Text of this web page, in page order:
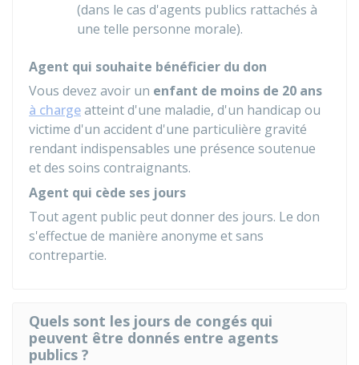
(dans le cas d'agents publics rattachés à
une telle personne morale).
Agent qui souhaite bénéficier du don
Vous devez avoir un enfant de moins de 20 ans
à chargeatteint d'une maladie, d'un handicap ou
victime d'un accident d'une particulière gravité
rendant indispensables une présence soutenue
et des soins contraignants.
Agent qui cède ses jours
Tout agent public peut donner des jours. Le don
s'effectue de manière anonyme et sans
contrepartie.
Quels sont les jours de congés qui
peuvent être donnés entre agents
publics ?